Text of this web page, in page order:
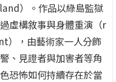
）。作品以綠島監獄
虛構敘事與身體重演（r
），由藝術家一人分飾
、見證者與加害者等角
恐怖如何持續存在於當